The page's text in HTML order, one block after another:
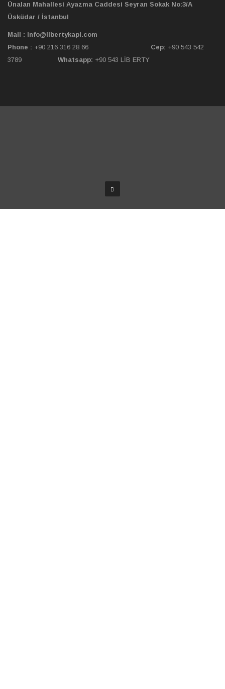
Ünalan Mahallesi Ayazma Caddesi Seyran Sokak No:3/A
Üsküdar / İstanbul
Mail : info@libertykapi.com
Phone : +90 216 316 28 66 Cep: +90 543 542
3789 Whatsapp: +90 543 LİB ERTY